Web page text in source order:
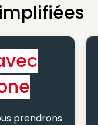
prendrons